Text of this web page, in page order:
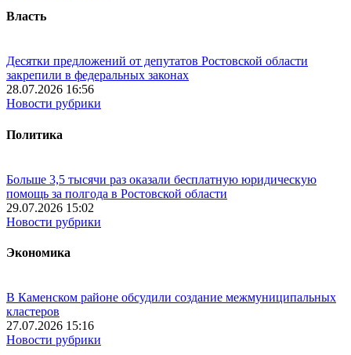
Власть
Десятки предложений от депутатов Ростовской области
закрепили в федеральных законах
28.07.2026 16:56
Новости рубрики
Политика
Больше 3,5 тысячи раз оказали бесплатную юридическую
помощь за полгода в Ростовской области
29.07.2026 15:02
Новости рубрики
Экономика
В Каменском районе обсудили создание межмуниципальных
кластеров
27.07.2026 15:16
Новости рубрики